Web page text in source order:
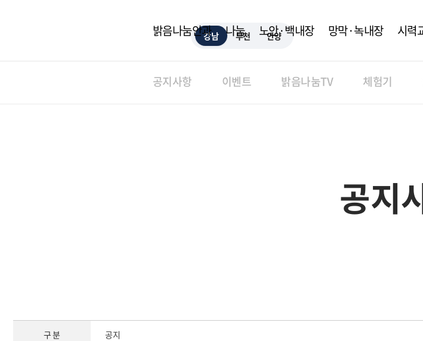
강남 부천 안양
밝음나눔안과 나눔 노안·백내장 망막·녹내장 시력
공지사항 이벤트 밝음나눔TV 체험기
공지
구 분 공지